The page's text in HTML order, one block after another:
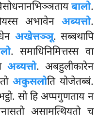
बालो.
अभावेन अब्यत्तो.
अखेत्तञ्ञू. सब्बथापि
. समाधिनिमित्तस्स वा
अब्यत्तो. अबहुलीकारेन
अकुसलोति योजेतब्बं.
सो हि अप्पगुणताय न
असामत्थियतो च